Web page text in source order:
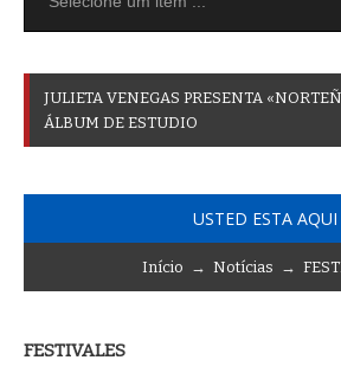
JULIETA VENEGAS PRESENTA «NORTEÑ
ÁLBUM DE ESTUDIO
USTED ESTA AQUI
Início → Notícias →
FESTIVALES